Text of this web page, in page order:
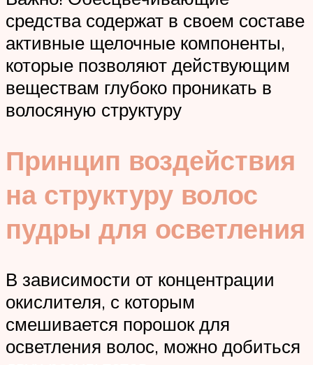
средства содержат в своем составе
активные щелочные компоненты,
которые позволяют действующим
веществам глубоко проникать в
волосяную структуру
Принцип воздействия
на структуру волос
пудры для осветления
В зависимости от концентрации
окислителя, с которым
смешивается порошок для
осветления волос, можно добиться